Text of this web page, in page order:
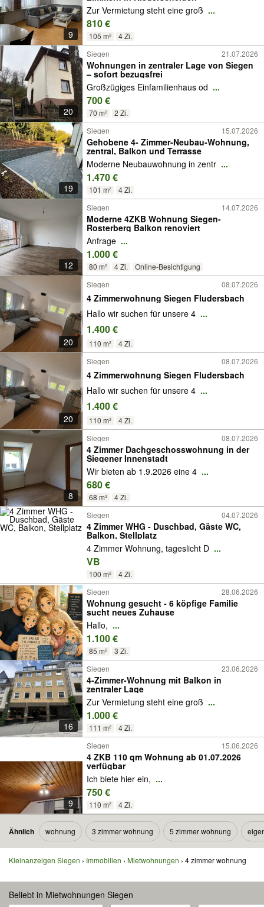
9
Zur Vermietung steht eine groß ...
810 €
105 m² 4 Zi.
20
Siegen 21.07.2026
Wohnungen in zentraler Lage von Siegen
– sofort bezugsfrei
Großzügiges Einfamilienhaus od ...
700 €
70 m² 2 Zi.
19
Siegen 15.07.2026
Gehobene 4- Zimmer-Neubau-Wohnung,
zentral, Balkon und Terrasse
Moderne Neubauwohnung in zentr ...
1.470 €
101 m² 4 Zi.
12
Siegen 14.07.2026
Moderne 4ZKB Wohnung Siegen-
Rosterberg Balkon renoviert
Anfrage ...
1.000 €
80 m² 4 Zi. Online-Besichtigung
20
Siegen 08.07.2026
4 Zimmerwohnung Siegen Fludersbach
Hallo wir suchen für unsere 4 ...
1.400 €
110 m² 4 Zi.
20
Siegen 08.07.2026
4 Zimmerwohnung Siegen Fludersbach
Hallo wir suchen für unsere 4 ...
1.400 €
110 m² 4 Zi.
8
Siegen 08.07.2026
4 Zimmer Dachgeschosswohnung in der
Siegener Innenstadt
Wir bieten ab 1.9.2026 eine 4 ...
680 €
68 m²
4 Zi.
Siegen
04.07.2026
4 Zimmer WHG - Duschbad, Gäste WC,
Balkon, Stellplatz
4 Zimmer Wohnung, tageslicht D ...
VB
100 m²
4 Zi.
Siegen
28.06.2026
Wohnung gesucht - 6 köpfige Familie
sucht neues Zuhause
Hallo, ...
1.100 €
85 m² 3 Zi.
16
Siegen 23.06.2026
4-Zimmer-Wohnung mit Balkon in
zentraler Lage
Zur Vermietung steht eine groß ...
1.000 €
111 m² 4 Zi.
9
Siegen 15.06.2026
4 ZKB 110 qm Wohnung ab 01.07.2026
verfügbar
Ich biete hier ein, ...
750 €
110 m² 4 Zi.
Ähnlich wohnung 3 zimmer wohnung 5 zimmer wohnung
Kleinanzeigen Siegen Immobilien Mietwohnungen 4 zimmer wohnung
Beliebt in Mietwohnungen Siegen